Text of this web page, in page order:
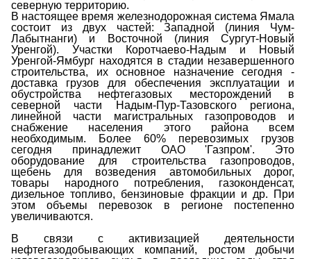
северную территорию.
В настоящее время железнодорожная система Ямала
состоит из двух частей: Западной (линия Чум-
Лабытнанги) и Восточной (линия Сургут-Новый
Уренгой). Участки Коротчаево-Надым и Новый
Уренгой-Ямбург находятся в стадии незавершенного
строительства, их основное назначение сегодня -
доставка грузов для обеспечения эксплуатации и
обустройства нефтегазовых месторождений в
северной части Надым-Пур-Тазовского региона,
линейной части магистральных газопроводов и
снабжение населения этого района всем
необходимым. Более 60% перевозимых грузов
сегодня принадлежит ОАО 'Газпром'. Это
оборудование для строительства газопроводов,
щебень для возведения автомобильных дорог,
товары народного потребления, газоконденсат,
дизельное топливо, бензиновые фракции и др. При
этом объемы перевозок в регионе постепенно
увеличиваются.
В связи с активизацией деятельности
нефтегазодобывающих компаний, ростом добычи